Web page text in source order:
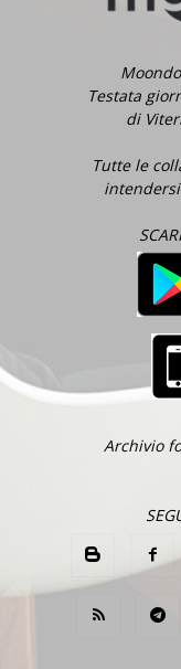
Testata
di
Tutte le
Archivio